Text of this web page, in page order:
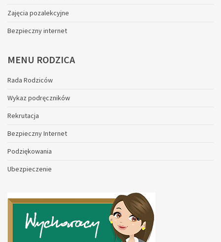
Zajęcia pozalekcyjne
Bezpieczny internet
MENU RODZICA
Rada Rodziców
Wykaz podręczników
Rekrutacja
Bezpieczny Internet
Podziękowania
Ubezpieczenie